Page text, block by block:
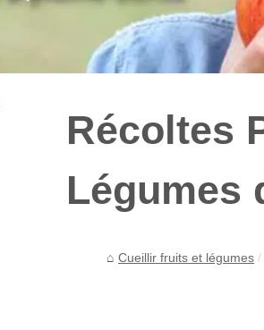
Récoltes
Légumes
Cueillir fruits et légumes